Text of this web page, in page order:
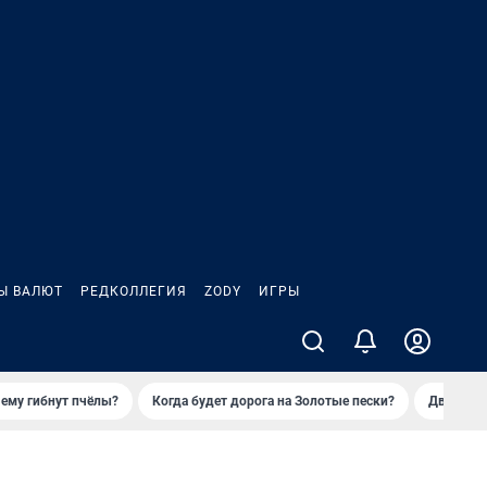
ВАЛЮТ РЕДКОЛЛЕГИЯ ZODY ИГРЫ
гибнут пчёлы? Когда будет дорога на Золотые пески? Двое